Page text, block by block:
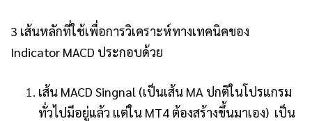
3 เส้นหลักที่ใช้เพื่อการวิเคราะห์ทางเทคนิคของ
Indicator MACD ประกอบด้วย
เส้น MACD Singnal (เป็นเส้น MA ปกติในโปรแกรม
ทั่วไปมีอยู่แล้ว แต่ใน MT4 ต้องสร้างขึ้นมาเอง) เป็น